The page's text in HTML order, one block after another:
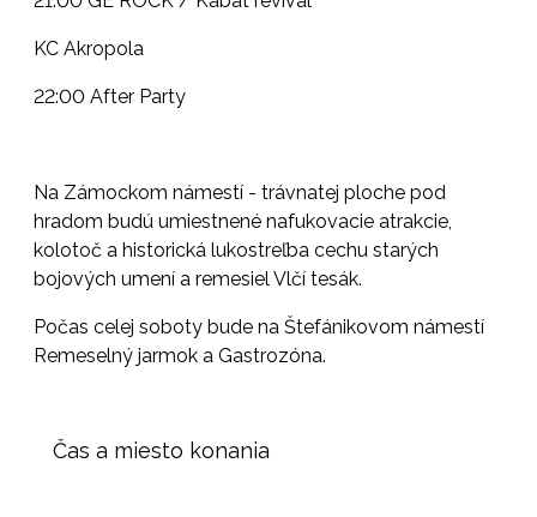
KC Akropola
22:00 After Party
Na Zámockom námestí - trávnatej ploche pod
hradom budú umiestnené nafukovacie atrakcie,
kolotoč a historická lukostreľba cechu starých
bojových umení a remesiel Vlčí tesák.
Počas celej soboty bude na Štefánikovom námestí
Remeselný jarmok a Gastrozóna.
Čas a miesto konania